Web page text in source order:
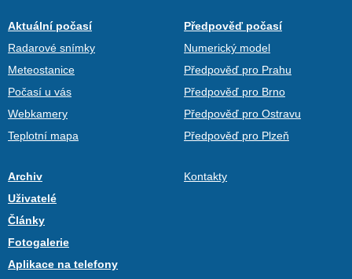
Aktuální počasí
Radarové snímky
Meteostanice
Počasí u vás
Webkamery
Teplotní mapa
Předpověď počasí
Numerický model
Předpověď pro Prahu
Předpověď pro Brno
Předpověď pro Ostravu
Předpověď pro Plzeň
Archiv
Uživatelé
Články
Fotogalerie
Aplikace na telefony
Kontakty